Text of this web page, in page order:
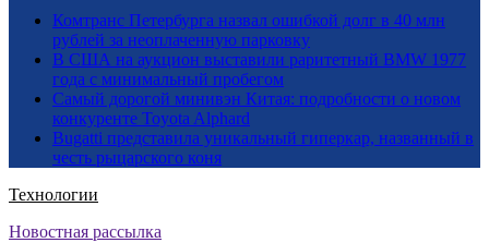
Комтранс Петербурга назвал ошибкой долг в 40 млн
рублей за неоплаченную парковку
В США на аукцион выставили раритетный BMW 1977
года с минимальный пробегом
Самый дорогой минивэн Китая: подробности о новом
конкуренте Toyota Alphard
Bugatti представила уникальный гиперкар, названный в
честь рыцарского коня
Технологии
Новостная рассылка